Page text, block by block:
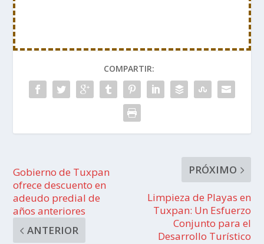
COMPARTIR:
Gobierno de Tuxpan
ofrece descuento en
adeudo predial de
años anteriores
ANTERIOR
PRÓXIMO
Limpieza de Playas en
Tuxpan: Un Esfuerzo
Conjunto para el
Desarrollo Turístico